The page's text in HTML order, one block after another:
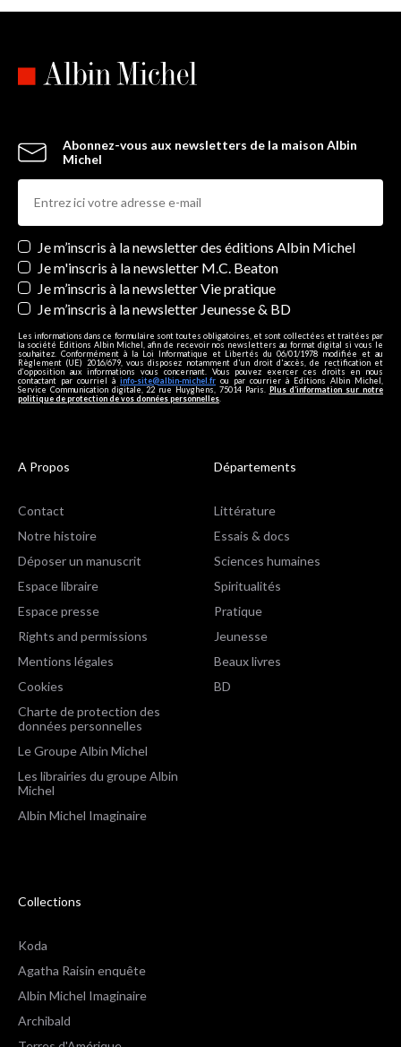
Abonnez-vous aux newsletters de la maison Albin
Michel
Newsletters
Je m’inscris à la newsletter des éditions Albin Michel
Je m'inscris à la newsletter M.C. Beaton
Je m’inscris à la newsletter Vie pratique
Je m’inscris à la newsletter Jeunesse & BD
Les informations dans ce formulaire sont toutes obligatoires, et sont collectées et traitées par
la société Editions Albin Michel, afin de recevoir nos newsletters au format digital si vous le
souhaitez. Conformément à la Loi Informatique et Libertés du 06/01/1978 modifiée et au
Règlement (UE) 2016/679, vous disposez notamment d'un droit d'accès, de rectification et
d’opposition aux informations vous concernant. Vous pouvez exercer ces droits en nous
contactant par courriel à info-site@albin-michel.fr ou par courrier à Editions Albin Michel,
Service Communication digitale, 22 rue Huyghens, 75014 Paris. Plus d’information sur notre
politique de protection de vos données personnelles
A Propos
Contact
Notre histoire
Déposer un manuscrit
Espace libraire
Espace presse
Rights and permissions
Mentions légales
Cookies
Charte de protection des
données personnelles
Le Groupe Albin Michel
Les librairies du groupe Albin
Michel
Albin Michel Imaginaire
Départements
Littérature
Essais & docs
Sciences humaines
Spiritualités
Pratique
Jeunesse
Beaux livres
BD
Collections
Koda
Agatha Raisin enquête
Albin Michel Imaginaire
Archibald